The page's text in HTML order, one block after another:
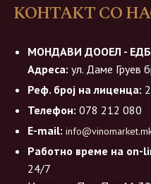
КОНТАКТ СО
МОНДАВИ ДООЕЛ -
Адреса: ул. Даме Груев
Реф. број на лиценца:
Телефон: 078 212 080
E-mail:
Работно време на on-
24/7